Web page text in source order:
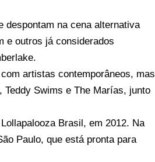
despontam na cena alternativa
e outros já considerados
artistas contemporâneos, mas
Teddy Swims e The Marías, junto
Brasil, em 2012. Na
Paulo, que está pronta para